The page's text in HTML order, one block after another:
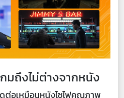
กมถึงไม่ต่างจากหนัง
ต่อเหมือนหนังไซไฟคุณภาพ